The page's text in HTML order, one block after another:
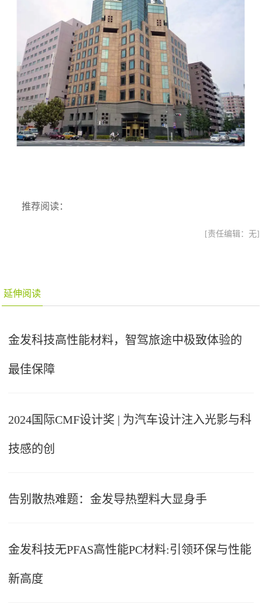
推荐阅读：
[责任编辑：无]
延伸阅读
金发科技高性能材料，智驾旅途中极致体验的
最佳保障
2024国际CMF设计奖 | 为汽车设计注入光影与科
技感的创
告别散热难题：金发导热塑料大显身手
金发科技无PFAS高性能PC材料:引领环保与性能
新高度